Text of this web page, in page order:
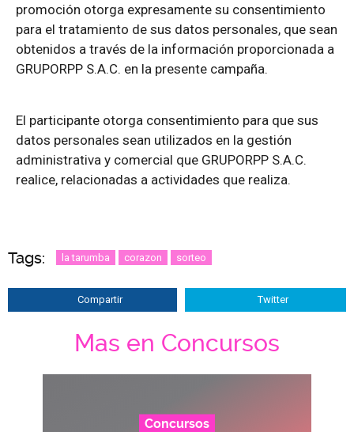
promoción otorga expresamente su consentimiento
para el tratamiento de sus datos personales, que sean
obtenidos a través de la información proporcionada a
GRUPORPP S.A.C. en la presente campaña.
El participante otorga consentimiento para que sus
datos personales sean utilizados en la gestión
administrativa y comercial que GRUPORPP S.A.C.
realice, relacionadas a actividades que realiza.
Tags: la tarumba corazon sorteo
Compartir Twitter
Mas en Concursos
Concursos